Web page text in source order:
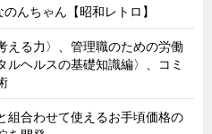
のんちゃん【昭和レトロ】
える力〉、管理職のための労働
ルヘルスの基礎知識編〉、コミ
組合わせて使えるお手頃価格の